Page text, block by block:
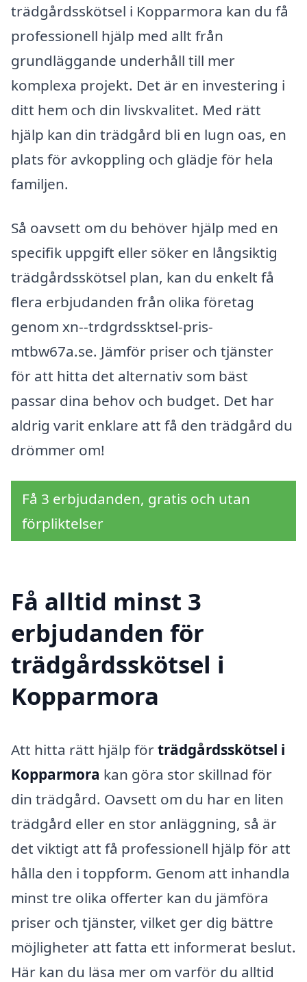
trädgårdsskötsel i Kopparmora kan du få
professionell hjälp med allt från
grundläggande underhåll till mer
komplexa projekt. Det är en investering i
ditt hem och din livskvalitet. Med rätt
hjälp kan din trädgård bli en lugn oas, en
plats för avkoppling och glädje för hela
familjen.
Så oavsett om du behöver hjälp med en
specifik uppgift eller söker en långsiktig
trädgårdsskötsel plan, kan du enkelt få
flera erbjudanden från olika företag
genom xn--trdgrdssktsel-pris-
mtbw67a.se. Jämför priser och tjänster
för att hitta det alternativ som bäst
passar dina behov och budget. Det har
aldrig varit enklare att få den trädgård du
drömmer om!
Få 3 erbjudanden, gratis och utan
förpliktelser
Få alltid minst 3
erbjudanden för
trädgårdsskötsel i
Kopparmora
Att hitta rätt hjälp förträdgårdsskötsel i
Kopparmora kan göra stor skillnad för
din trädgård. Oavsett om du har en liten
trädgård eller en stor anläggning, så är
det viktigt att få professionell hjälp för att
hålla den i toppform. Genom att inhandla
minst tre olika offerter kan du jämföra
priser och tjänster, vilket ger dig bättre
möjligheter att fatta ett informerat beslut.
Här kan du läsa mer om varför du alltid